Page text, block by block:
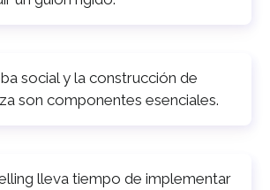
social y la construcción de
son componentes esenciales.
lleva tiempo de implementar